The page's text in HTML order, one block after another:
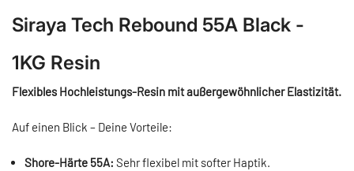
Siraya Tech Rebound 55A Black -
1KG Resin
Flexibles Hochleistungs-Resin mit außergewöhnlicher Elastizität.
Auf einen Blick – Deine Vorteile:
Shore-Härte 55A: Sehr flexibel mit softer Haptik.